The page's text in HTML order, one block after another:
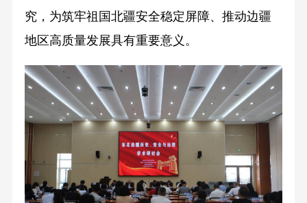
究，为筑牢祖国北疆安全稳定屏障、推动边疆
地区高质量发展具有重要意义。